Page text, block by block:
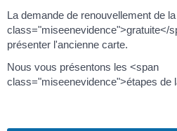
La demande de renouvellement de
class="miseenevidence">gratuite</
présenter l'ancienne carte.
Nous vous présentons les <span
class="miseenevidence">étapes de